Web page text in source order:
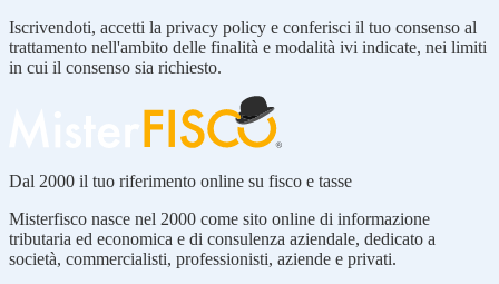
Iscrivendoti, accetti la privacy policy e conferisci il tuo consenso al
trattamento nell'ambito delle finalità e modalità ivi indicate, nei limiti
in cui il consenso sia richiesto.
Dal 2000 il tuo riferimento online su fisco e tasse
Misterfisco nasce nel 2000 come sito online di informazione
tributaria ed economica e di consulenza aziendale, dedicato a
società, commercialisti, professionisti, aziende e privati.